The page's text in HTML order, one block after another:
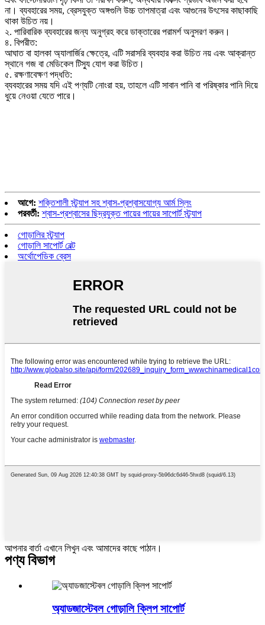
না। ব্যবহারের সময়, ব্রেসযুক্ত অঙ্গগুলি উচ্চ তাপমাত্রা এবং আগুনের উৎসের কাছাকাছি
থাকা উচিত নয়।
২. পারিবারিক ব্যবহারের জন্য অনুগ্রহ করে ডাক্তারের পরামর্শ অনুসরণ করুন।
৪. বিপরীত:
আঘাত বা হালকা অ্যালার্জির ক্ষেত্রে, এটি সরাসরি ব্যবহার করা উচিত নয় এবং আক্রান্ত
স্থানে গজ বা মেডিকেল টিস্যু যোগ করা উচিত।
৫. রক্ষণাবেক্ষণ পদ্ধতি:
ব্যবহারের সময় যদি এই পণ্যটি নোংরা হয়, তাহলে এটি সাবান পানি বা পরিষ্কার পানি দিয়ে
ধুয়ে নেওয়া যেতে পারে।
আগে: শক্তিশালী স্ট্র্যাপ সহ শ্বাস-প্রশ্বাসযোগ্য আর্ম স্লিং
পরবর্তী: শ্বাস-প্রশ্বাসের ছিদ্রযুক্ত পায়ের পায়ের সাপোর্ট স্ট্র্যাপ
গোড়ালির স্ট্র্যাপ
গোড়ালি সাপোর্ট বেল্ট
অর্থোপেডিক ব্রেস
আপনার বার্তা এখানে লিখুন এবং আমাদের কাছে পাঠান।
পণ্য বিভাগ
অ্যাডজাস্টেবল গোড়ালি ক্লিপ সাপোর্ট